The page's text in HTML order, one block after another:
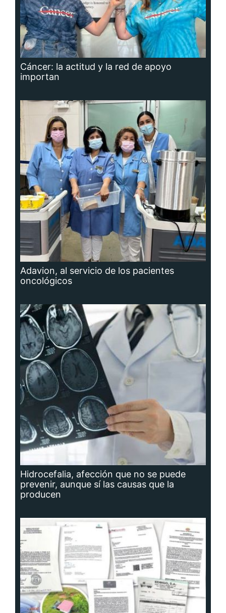
Cáncer: la actitud y la red de apoyo
importan
Adavion, al servicio de los pacientes
oncológicos
Hidrocefalia, afección que no se puede
prevenir, aunque sí las causas que la
producen